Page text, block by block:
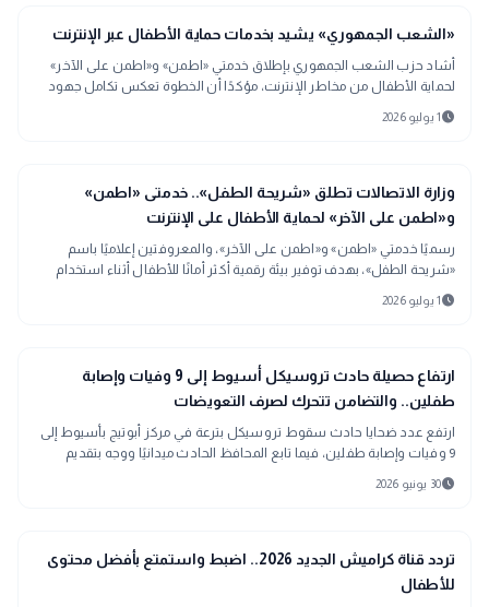
public
الأخبار المحلية
«الشعب الجمهوري» يشيد بخدمات حماية الأطفال عبر الإنترنت
أشاد حزب الشعب الجمهوري بإطلاق خدمتي «اطمن» و«اطمن على الآخر»
لحماية الأطفال من مخاطر الإنترنت، مؤكدًا أن الخطوة تعكس تكامل جهود
الدولة في بناء بيئة رقمية آمنة.
schedule1 يوليو 2026
interests
منوعات
وزارة الاتصالات تطلق «شريحة الطفل».. خدمتى «اطمن»
و«اطمن على الآخر» لحماية الأطفال على الإنترنت
رسميًا خدمتي «اطمن» و«اطمن على الآخر»، والمعروفتين إعلاميًا باسم
«شريحة الطفل»، بهدف توفير بيئة رقمية أكثر أمانًا للأطفال أثناء استخدام
الهواتف المحمولة والإنترنت،
schedule1 يوليو 2026
gavel
حوادث ومحاكم
ارتفاع حصيلة حادث تروسيكل أسيوط إلى 9 وفيات وإصابة
طفلين.. والتضامن تتحرك لصرف التعويضات
ارتفع عدد ضحايا حادث سقوط تروسيكل بترعة في مركز أبوتيج بأسيوط إلى
9 وفيات وإصابة طفلين، فيما تابع المحافظ الحادث ميدانيًا ووجه بتقديم
الدعم لأسر الضحايا.
schedule30 يونيو 2026
interests
منوعات
تردد قناة كراميش الجديد 2026.. اضبط واستمتع بأفضل محتوى
للأطفال